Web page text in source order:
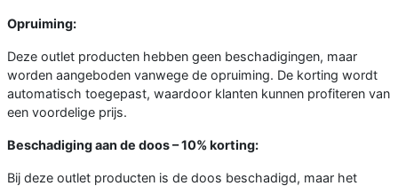
Opruiming:
Deze outlet producten hebben geen beschadigingen, maar
worden aangeboden vanwege de opruiming. De korting wordt
automatisch toegepast, waardoor klanten kunnen profiteren van
een voordelige prijs.
Beschadiging aan de doos – 10% korting:
Bij deze outlet producten is de doos beschadigd, maar het